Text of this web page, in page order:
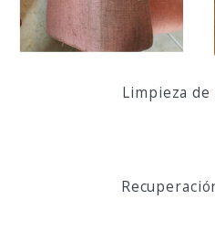
Limpieza